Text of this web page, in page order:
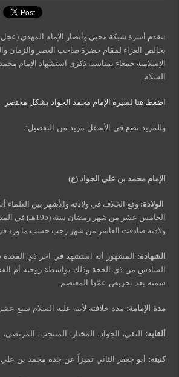
تتقدم أسرة شبكة محبي وأنصار الإمام المهدي
بخالص العزاء لمقام حضرة صاحب العصر والزمان
الإسلامية جمعاء بمناسبة ذكرى استشهاد الإمام
السلام.
اضغط هنا لسيرة الإمام محمد الجواد بشكل مختصر
وللمزيد نضع في الأسفل مزيد من التفصيل:
الإمام محمد بن علي الجواد (ع)
الولادة: وقع الخلاف في ولادته والأشهر بين العلماء
الخامس عشر من شهر
ولادته صادفت العاشر من شهر رجب حسب ما ورد في
الشهادة:
السادس من ذي الحجة وذلك بواسطة زوجته أم
سمته بعد تحريض عمّها المعتصم.
مدة الإمامة: مدة خلافته لأبيه عليه السلام سبع
ألقابه: التقي، الجواد، المختار، المنتجب، المرتضى،
كنيته: أبو جعفر الثاني تميزاً عن جده محمد بن علي